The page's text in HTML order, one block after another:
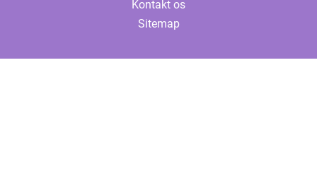
Kontakt os
Sitemap